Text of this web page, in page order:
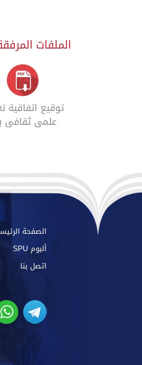
الملفات
توقيع اتفاقية
علمي ثقافي
الصفحة
ألبوم SPU
اتصل بنا